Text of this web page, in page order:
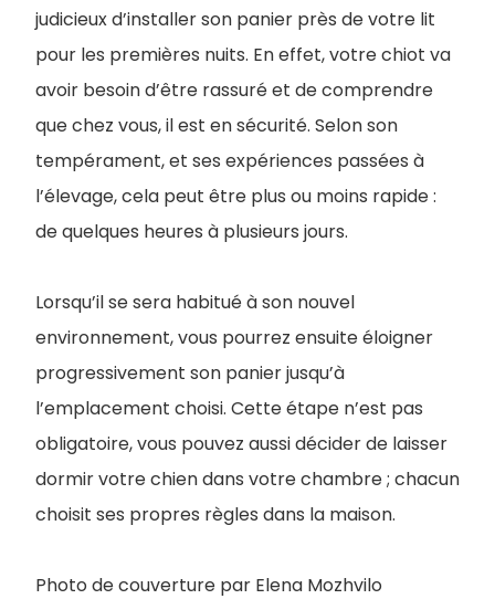
judicieux d’installer son panier près de votre lit
pour les premières nuits. En effet, votre chiot va
avoir besoin d’être rassuré et de comprendre
que chez vous, il est en sécurité. Selon son
tempérament, et ses expériences passées à
l’élevage, cela peut être plus ou moins rapide :
de quelques heures à plusieurs jours.
Lorsqu’il se sera habitué à son nouvel
environnement, vous pourrez ensuite éloigner
progressivement son panier jusqu’à
l’emplacement choisi. Cette étape n’est pas
obligatoire, vous pouvez aussi décider de laisser
dormir votre chien dans votre chambre ; chacun
choisit ses propres règles dans la maison.
Photo de couverture par Elena Mozhvilo